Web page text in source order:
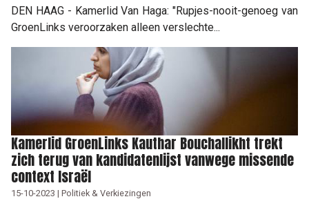
DEN HAAG - Kamerlid Van Haga: "Rupjes-nooit-genoeg van
GroenLinks veroorzaken alleen verslechte...
Kamerlid GroenLinks Kauthar Bouchallikht trekt
zich terug van kandidatenlijst vanwege missende
context Israël
15-10-2023 | Politiek & Verkiezingen